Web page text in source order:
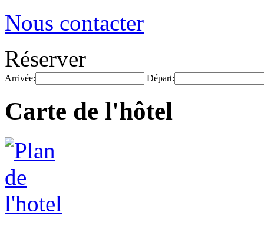
Nous contacter
Réserver
Arrivée: Départ:
Carte de l'hôtel